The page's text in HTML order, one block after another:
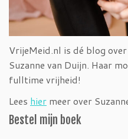
VrijeMeid.nl is dé blog
Suzanne van Duijn. Haar
fulltime vrijheid!
Lees hier meer over
Bestel mijn boek